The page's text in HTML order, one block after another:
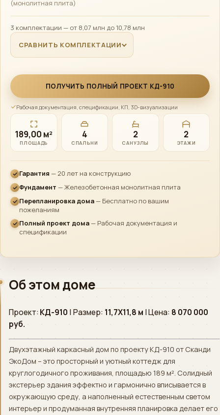
(монолитная плита)
3 комплектации — от 8,07 млн до 10,78 млн
СРАВНИТЬ КОМПЛЕКТАЦИИ
ПОЛУЧИТЬ ПОЛНЫЙ ПРОЕКТ КД-910
Рабочая документация, спецификации, КП, 3D-визуализации
189,00 м²
ПЛОЩАДЬ
4
СПАЛЬНИ
2
САНУЗЛЫ
2
ЭТАЖИ
Гарантия — 20 лет на конструкцию
Фундамент — Железобетонная монолитная плита
Перепланировка дома— Бесплатно по вашим
пожеланиям
Полный проект дома— Рабочая документация и
спецификации
Об этом доме
Проект:КД-910 | Размер: 11,7Х11,8 м | Цена: 8 070 000
руб.
Двухэтажный каркасный дом по проекту КД-910 от Сканди
ЭкоДом – это просторный и уютный коттедж для
круглогодичного проживания, площадью 189 м². Солидный
экстерьер здания эффектно и гармонично вписывается в
окружающую среду, а наполненный естественным светом
интерьер и продуманная внутренняя планировка делает его
Алексей · Сканди
Онлайн · консультирует по проектам, ценам и ипотеке
Telegram
Быстрый ответ
WhatsApp
Напишите нам
ВКонтакте
Instagram
ПОЗВОНИТЬ
+7 (812) 777-00-92
ПН–ПТ 09:00–18:00 ›